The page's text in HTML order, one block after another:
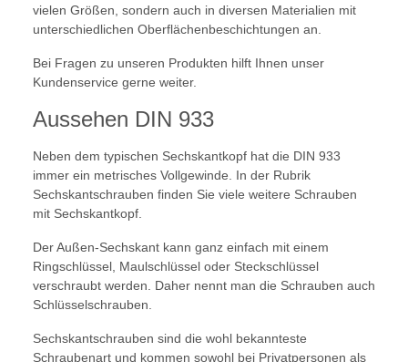
vielen Größen, sondern auch in diversen Materialien mit
unterschiedlichen Oberflächenbeschichtungen an.
Bei Fragen zu unseren Produkten hilft Ihnen unser
Kundenservice gerne weiter.
Aussehen DIN 933
Neben dem typischen Sechskantkopf hat die DIN 933
immer ein metrisches Vollgewinde. In der Rubrik
Sechskantschrauben finden Sie viele weitere Schrauben
mit Sechskantkopf.
Der Außen-Sechskant kann ganz einfach mit einem
Ringschlüssel, Maulschlüssel oder Steckschlüssel
verschraubt werden. Daher nennt man die Schrauben auch
Schlüsselschrauben.
Sechskantschrauben sind die wohl bekannteste
Schraubenart und kommen sowohl bei Privatpersonen als